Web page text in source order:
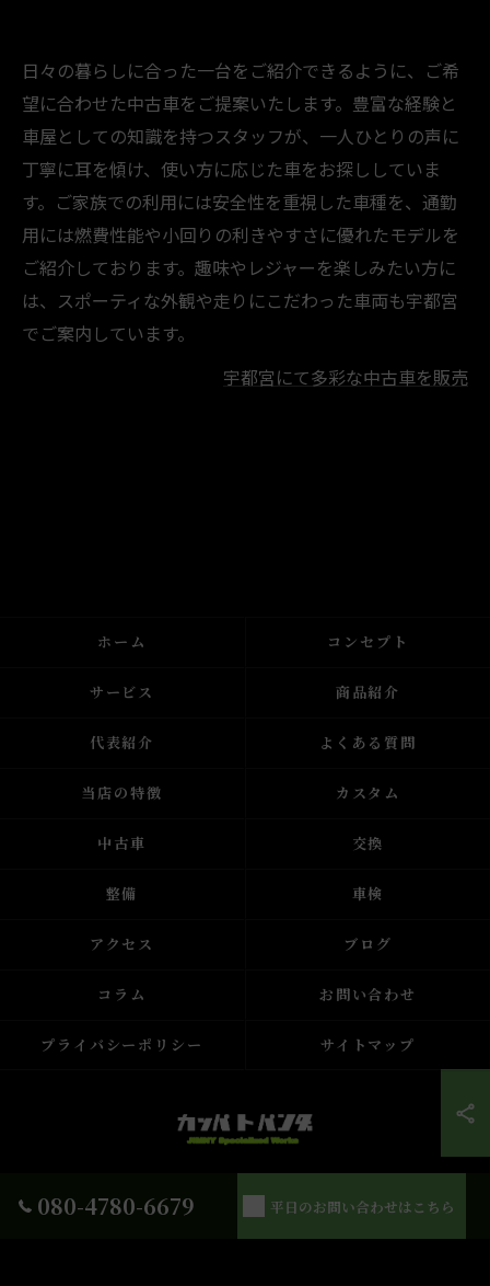
日々の暮らしに合った一台をご紹介できるように、ご希
望に合わせた中古車をご提案いたします。豊富な経験と
車屋としての知識を持つスタッフが、一人ひとりの声に
丁寧に耳を傾け、使い方に応じた車をお探ししていま
す。ご家族での利用には安全性を重視した車種を、通勤
用には燃費性能や小回りの利きやすさに優れたモデルを
ご紹介しております。趣味やレジャーを楽しみたい方に
は、スポーティな外観や走りにこだわった車両も宇都宮
でご案内しています。
宇都宮にて多彩な中古車を販売
080-4780-6679 平日のお問い合わせはこちら
ホーム コンセプト
サービス 商品紹介
代表紹介 よくある質問
当店の特徴 カスタム
中古車 交換
整備 車検
アクセス ブログ
コラム お問い合わせ
プライバシーポリシー サイトマップ
© 2026 栃木県宇都宮の車屋ならかっぱとパンダのくるまやさん ALL RIGHTS
RESERVED.